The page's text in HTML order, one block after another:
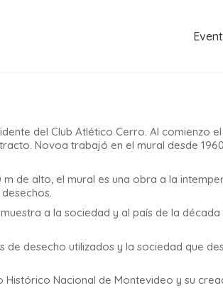
del Club Atlético Cerro. Al comienzo
Novoa trabajó en el mural desde
de alto, el mural es una obra a la
a la sociedad y al país de la década
de desecho utilizados y la sociedad que
Histórico Nacional de Montevideo y su